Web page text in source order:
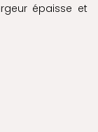
épaisse et